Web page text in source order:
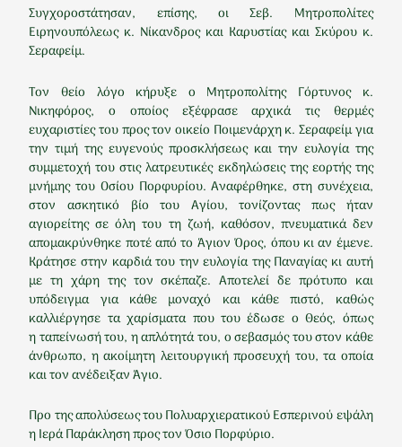
Συγχοροστάτησαν, επίσης, οι Σεβ. Μητροπολίτες
Ειρηνουπόλεως κ. Νίκανδρος και Καρυστίας και Σκύρου κ.
Σεραφείμ.
Τον θείο λόγο κήρυξε ο Μητροπολίτης Γόρτυνος κ.
Νικηφόρος, ο οποίος εξέφρασε αρχικά τις θερμές
ευχαριστίες του προς τον οικείο Ποιμενάρχη κ. Σεραφείμ για
την τιμή της ευγενούς προσκλήσεως και την ευλογία της
συμμετοχή του στις λατρευτικές εκδηλώσεις της εορτής της
μνήμης του Οσίου Πορφυρίου. Αναφέρθηκε, στη συνέχεια,
στον ασκητικό βίο του Αγίου, τονίζοντας πως ήταν
αγιορείτης σε όλη του τη ζωή, καθόσον, πνευματικά δεν
απομακρύνθηκε ποτέ από το Άγιον Όρος, όπου κι αν έμενε.
Κράτησε στην καρδιά του την ευλογία της Παναγίας κι αυτή
με τη χάρη της τον σκέπαζε. Αποτελεί δε πρότυπο και
υπόδειγμα για κάθε μοναχό και κάθε πιστό, καθώς
καλλιέργησε τα χαρίσματα που του έδωσε ο Θεός, όπως
η ταπείνωσή του, η απλότητά του, ο σεβασμός του στον κάθε
άνθρωπο, η ακοίμητη λειτουργική προσευχή του, τα οποία
και τον ανέδειξαν Άγιο.
Προ της απολύσεως του Πολυαρχιερατικού Εσπερινού εψάλη
η Ιερά Παράκληση προς τον Όσιο Πορφύριο.